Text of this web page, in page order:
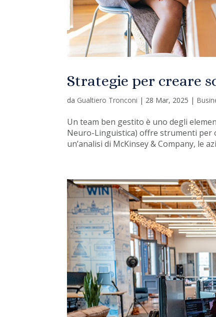
Strategie per creare
da Gualtiero Tronconi | 28 Mar, 2025 |
Un team ben gestito è uno degli
Neuro-Linguistica) offre strumenti per
un’analisi di McKinsey & Company, le